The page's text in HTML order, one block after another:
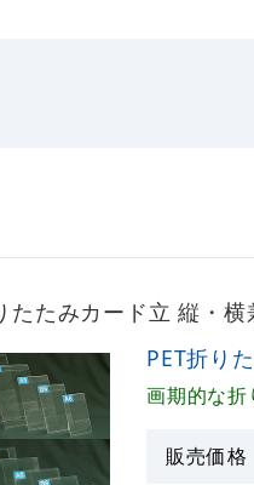
たたみカード立 縦・
PET折り
画期的な
販売価格